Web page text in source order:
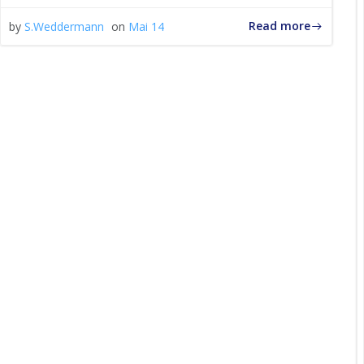
by S.Weddermann on Mai 14 Read more